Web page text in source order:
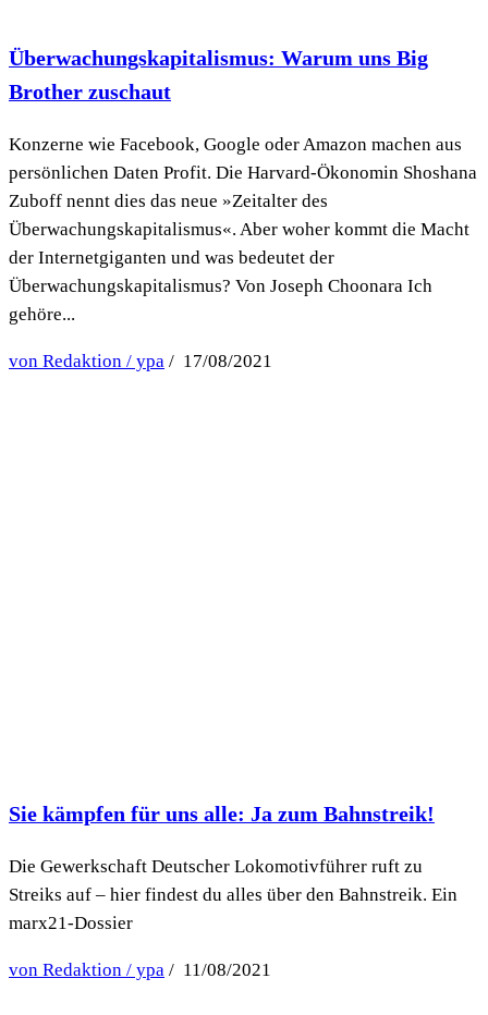
Überwachungskapitalismus: Warum uns Big
Brother zuschaut
Konzerne wie Facebook, Google oder Amazon machen aus
persönlichen Daten Profit. Die Harvard-Ökonomin Shoshana
Zuboff nennt dies das neue »Zeitalter des
Überwachungskapitalismus«. Aber woher kommt die Macht
der Internetgiganten und was bedeutet der
Überwachungskapitalismus? Von Joseph Choonara Ich
gehöre...
von Redaktion / ypa / 17/08/2021
Sie kämpfen für uns alle: Ja zum Bahnstreik!
Die Gewerkschaft Deutscher Lokomotivführer ruft zu
Streiks auf – hier findest du alles über den Bahnstreik. Ein
marx21-Dossier
von Redaktion / ypa / 11/08/2021